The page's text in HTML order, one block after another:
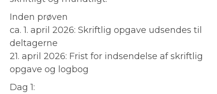
Inden prøven
ca. 1. april 2026: Skriftlig opgave udsendes til
deltagerne
21. april 2026: Frist for indsendelse af skriftlig
opgave og logbog
Dag 1: